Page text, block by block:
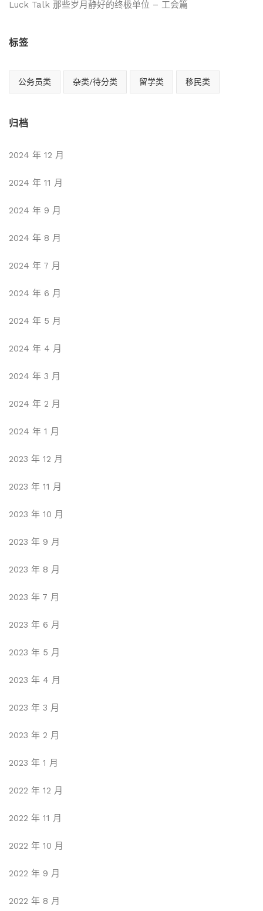
Luck Talk 那些岁月静好的终极单位 – 工会篇
标签
公务员类 杂类/待分类 留学类 移民类
归档
2024 年 12 月
2024 年 11 月
2024 年 9 月
2024 年 8 月
2024 年 7 月
2024 年 6 月
2024 年 5 月
2024 年 4 月
2024 年 3 月
2024 年 2 月
2024 年 1 月
2023 年 12 月
2023 年 11 月
2023 年 10 月
2023 年 9 月
2023 年 8 月
2023 年 7 月
2023 年 6 月
2023 年 5 月
2023 年 4 月
2023 年 3 月
2023 年 2 月
2023 年 1 月
2022 年 12 月
2022 年 11 月
2022 年 10 月
2022 年 9 月
2022 年 8 月